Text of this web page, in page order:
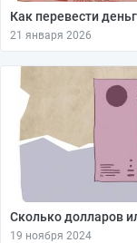
Как перевести
21 января 2026
Сколько долларов
19 ноября 2024